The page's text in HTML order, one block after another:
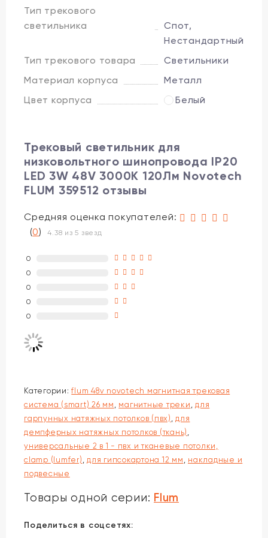
Тип трекового
светильника
Спот,
Нестандартный
Тип трекового товара
Светильники
Материал корпуса
Металл
Цвет корпуса
Белый
Трековый светильник для
низковольтного шинопровода IP20
LED 3W 48V 3000K 120Лм Novotech
FLUM 359512 отзывы
Средняя оценка покупателей:
(0)4.38 из 5 звезд
0
0
0
0
0
Категории:flum 48v novotech магнитная трековая
система (smart) 26 мм
магнитные треки
для
гарпунных натяжных потолков (пвх)
для
демпферных натяжных потолков (ткань)
универсальные 2 в 1 - пвх и тканевые потолки,
clamp (lumfer)
для гипсокартона 12 мм
накладные и
подвесные
Товары одной серии: Flum
Поделиться в соцсетях: